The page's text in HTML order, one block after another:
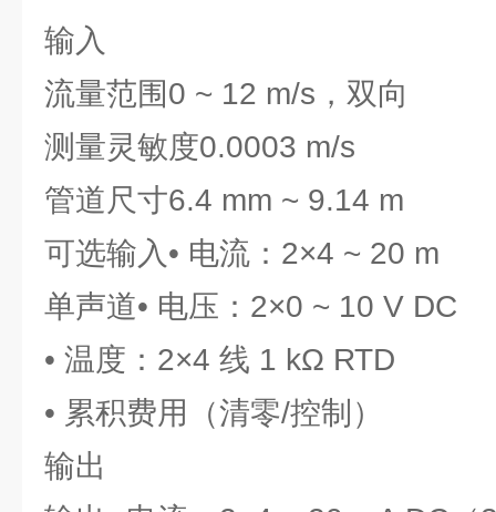
输入
流量范围0 ~ 12 m/s，双向
测量灵敏度0.0003 m/s
管道尺寸6.4 mm ~ 9.14 m
可选输入• 电流：2×4 ~ 20 m
单声道• 电压：2×0 ~ 10 V DC
• 温度：2×4 线 1 kΩ RTD
• 累积费用（清零/控制）
输出